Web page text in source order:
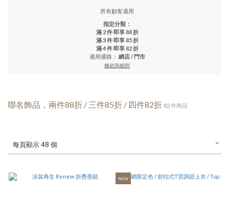
所有顧客適用
指定分類：
滿 2 件 即享 88 折
滿 3 件 即享 85 折
滿 4 件 即享 82 折
適用通路： 網店/ 門市
條款與細則
聯名飾品，兩件88折 / 三件85折 / 四件82折 82 件商品
每頁顯示 48 個
NEW